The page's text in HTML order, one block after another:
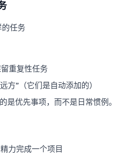
任务
重复性任务
方”（它们是自动添加的）
是优先事项，而不是日常惯例。
力完成一个项目